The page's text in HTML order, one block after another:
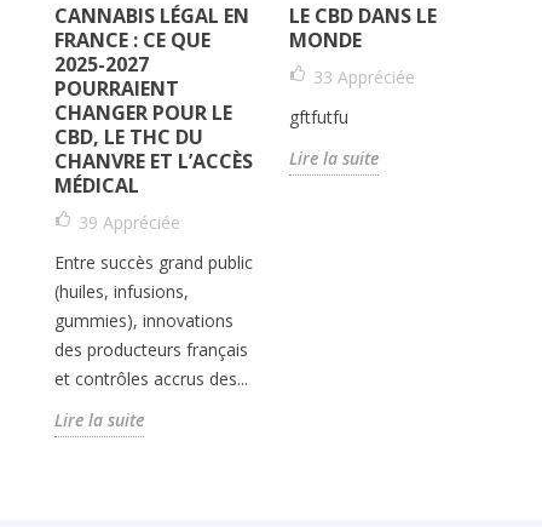
CANNABIS LÉGAL EN
FRANCE : CE QUE
2025-2027
POURRAIENT
CHANGER POUR LE
CBD, LE THC DU
CHANVRE ET L’ACCÈS
MÉDICAL
39 Appréciée
Entre succès grand public
(huiles, infusions,
gummies), innovations
des producteurs français
et contrôles accrus des...
Lire la suite
LE CBD DANS LE
MONDE
33 Appréciée
gftfutfu
Lire la suite